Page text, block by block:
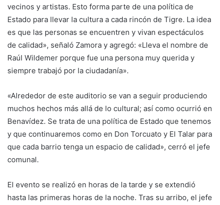
vecinos y artistas. Esto forma parte de una política de
Estado para llevar la cultura a cada rincón de Tigre. La idea
es que las personas se encuentren y vivan espectáculos
de calidad», señaló Zamora y agregó: «Lleva el nombre de
Raúl Wildemer porque fue una persona muy querida y
siempre trabajó por la ciudadanía».
«Alrededor de este auditorio se van a seguir produciendo
muchos hechos más allá de lo cultural; así como ocurrió en
Benavídez. Se trata de una política de Estado que tenemos
y que continuaremos como en Don Torcuato y El Talar para
que cada barrio tenga un espacio de calidad», cerró el jefe
comunal.
El evento se realizó en horas de la tarde y se extendió
hasta las primeras horas de la noche. Tras su arribo, el jefe